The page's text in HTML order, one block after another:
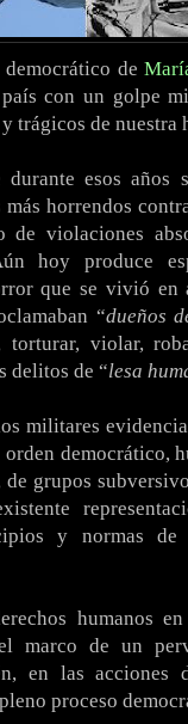
de
con un golpe
trágicos de
esos años
horrendos
violaciones
hoy produce
que se vivió en
“dueños
torturar, violar,
delitos de “lesa
militares
democrático,
grupos
y normas de
humanos
marco de un
en las acciones
proceso